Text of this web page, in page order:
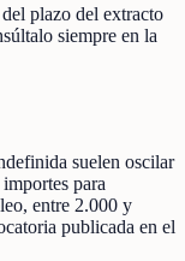
plazo del extracto
siempre en la
suelen oscilar
para
entre 2.000 y
publicada en el